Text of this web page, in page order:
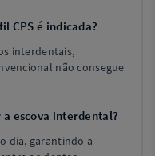
CPS é indicada?
interdentais,
não consegue
escova interdental?
dia, garantindo a